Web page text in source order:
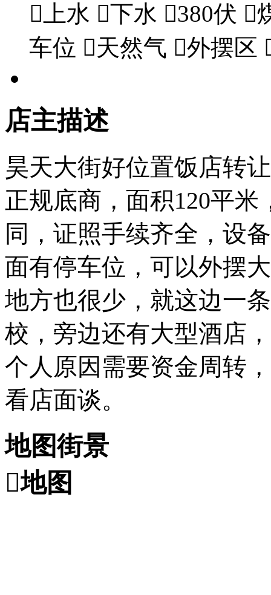
 上水 下水 380伏 
车位 天然气 外摆区
店主描述
昊天大街好位置饭店转
正规底商，面积120平米
同，证照手续齐全，设
面有停车位，可以外摆
地方也很少，就这边一
校，旁边还有大型酒店
个人原因需要资金周转
看店面谈。
地图街景
地图